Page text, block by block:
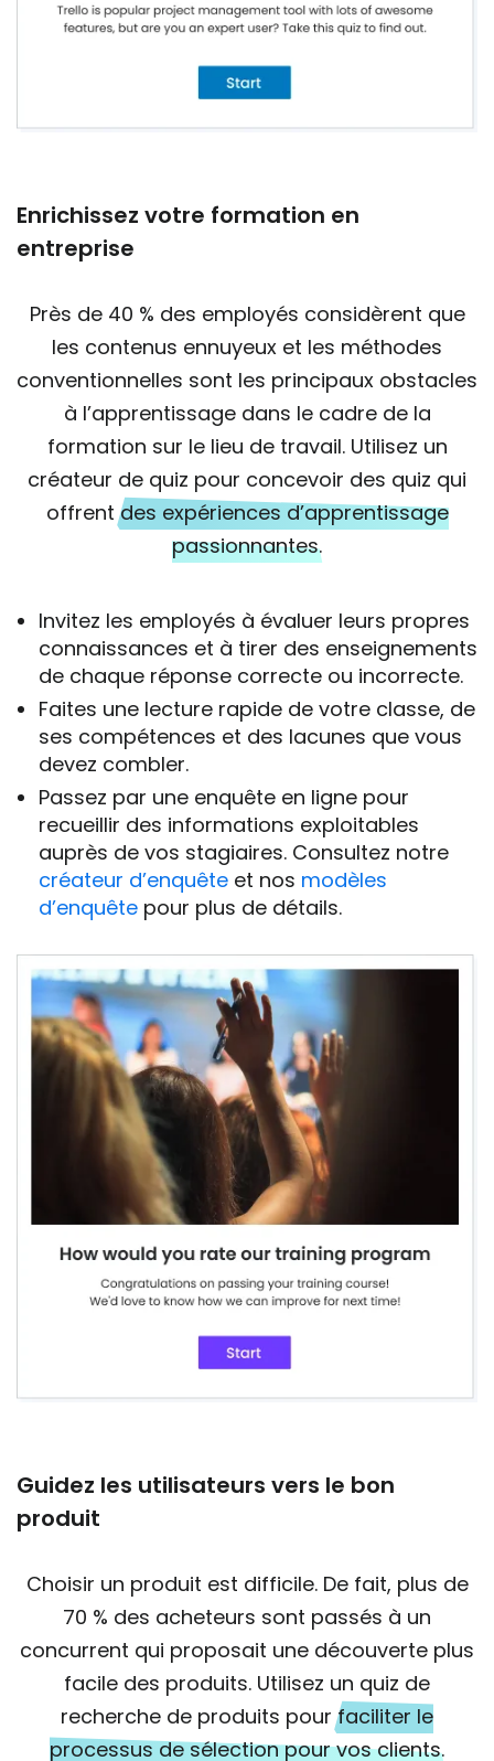
Enrichissez votre formation en
entreprise
Près de 40 % des employés considèrent que
les contenus ennuyeux et les méthodes
conventionnelles sont les principaux obstacles
à l’apprentissage dans le cadre de la
formation sur le lieu de travail. Utilisez un
créateur de quiz pour concevoir des quiz qui
offrentdes expériences d’apprentissage
passionnantes.
Invitez les employés à évaluer leurs propres
connaissances et à tirer des enseignements
de chaque réponse correcte ou incorrecte.
Faites une lecture rapide de votre classe, de
ses compétences et des lacunes que vous
devez combler.
Passez par une enquête en ligne pour
recueillir des informations exploitables
auprès de vos stagiaires. Consultez notre
créateur d’enquête et nos modèles
d’enquête pour plus de détails.
Guidez les utilisateurs vers le bon
produit
Choisir un produit est difficile. De fait, plus de
70 % des acheteurs sont passés à un
concurrent qui proposait une découverte plus
facile des produits. Utilisez un quiz de
recherche de produits pourfaciliter le
processus de sélection pour vos clients.